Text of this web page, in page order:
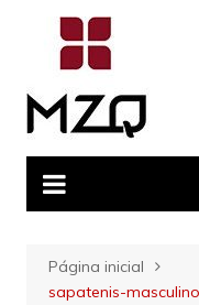
conteúdo
Página inicial
sapatenis-